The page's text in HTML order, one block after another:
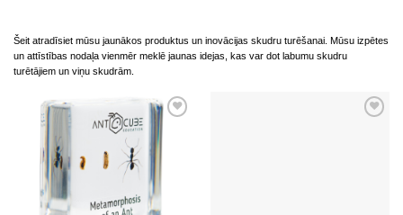
Šeit atradīsiet mūsu jaunākos produktus un inovācijas skudru turēšanai. Mūsu izpētes
un attīstības nodaļa vienmēr meklē jaunas idejas, kas var dot labumu skudru
turētājiem un viņu skudrām.